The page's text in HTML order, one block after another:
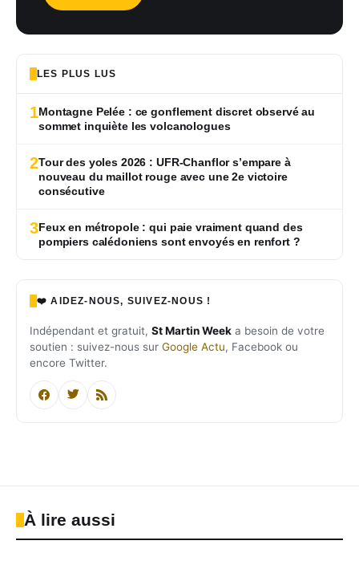
LES PLUS LUS
1Montagne Pelée : ce gonflement discret observé au
sommet inquiète les volcanologues
2Tour des yoles 2026 : UFR-Chanflor s’empare à
nouveau du maillot rouge avec une 2e victoire
consécutive
3Feux en métropole : qui paie vraiment quand des
pompiers calédoniens sont envoyés en renfort ?
❤️ AIDEZ-NOUS, SUIVEZ-NOUS !
Indépendant et gratuit, St Martin Week a besoin de votre
soutien : suivez-nous sur Google Actu, Facebook ou
encore Twitter.
À lire aussi